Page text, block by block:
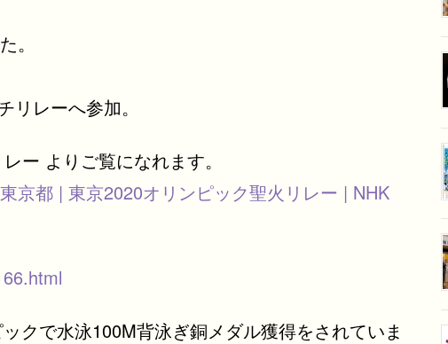
。
レーへ参加。
ー よりご覧になれます。
京都 | 東京2020オリンピック聖火リレー | NHK
クで水泳100M背泳ぎ銅メダル獲得をされていま